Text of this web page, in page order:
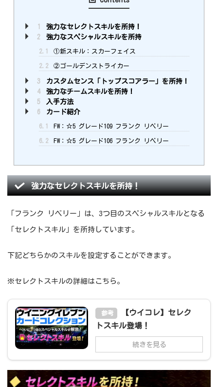
1
強力なセレクトスキルを所持！
2
強力なスペシャルスキルを所持
2.1 ①新スキル：スカーフェイス
2.2 ②ゴールデンストライカー
3
カスタムセンス「トップスコアラー」を所持！
4
強力なチームスキルを所持！
5
入手方法
6
カード紹介
6.1 FW：☆5 グレード109 フランク リベリー
6.2 FW：☆5 グレード106 フランク リベリー
強力なセレクトスキルを所持！
「フランク リベリー」は、3つ目のスペシャルスキルとなる
「セレクトスキル」を所持しています。
下記どちらかのスキルを設定することができます。
※セレクトスキルの詳細はこちら。
参考
【ウイコレ】セレク
トスキル登場！
続きを見る